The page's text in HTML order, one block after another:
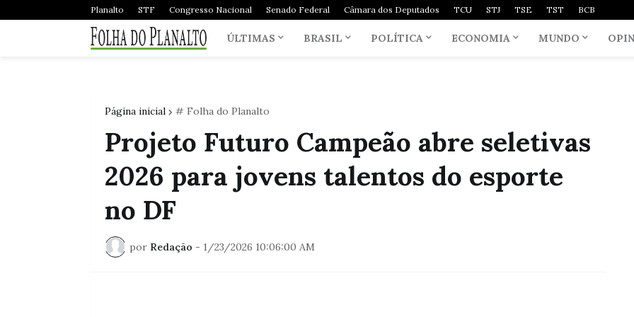
Planalto STF Congresso Nacional Senado Federal Câmara dos Deputados TCU STJ TSE TST BCB
ÚLTIMAS BRASIL POLÍTICA ECONOMIA MUNDO
Página inicial # Folha do Planalto
Projeto Futuro Campeão abre seletivas
2026 para jovens talentos do esporte
no DF
por Redação - 1/23/2026 10:06:00 AM